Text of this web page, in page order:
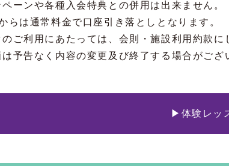
ペーンや各種入会特典との併用は出来ません。
らは通常料金で口座引き落としとなります。
のご利用にあたっては、会則・施設利用約款に
は予告なく内容の変更及び終了する場合がござ
▶体験レッ